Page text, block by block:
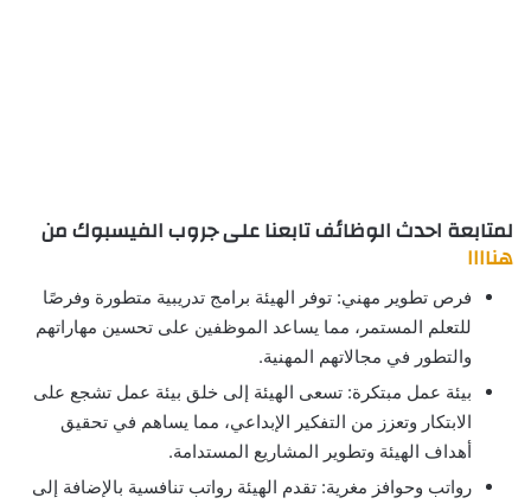
لمتابعة احدث الوظائف تابعنا على جروب الفيسبوك من
هناااا
فرص تطوير مهني: توفر الهيئة برامج تدريبية متطورة وفرصًا
للتعلم المستمر، مما يساعد الموظفين على تحسين مهاراتهم
والتطور في مجالاتهم المهنية.
بيئة عمل مبتكرة: تسعى الهيئة إلى خلق بيئة عمل تشجع على
الابتكار وتعزز من التفكير الإبداعي، مما يساهم في تحقيق
أهداف الهيئة وتطوير المشاريع المستدامة.
رواتب وحوافز مغرية: تقدم الهيئة رواتب تنافسية بالإضافة إلى